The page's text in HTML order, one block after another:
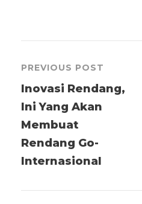
PREVIOUS POST
Inovasi Rendang,
Ini Yang Akan
Membuat
Rendang Go-
Internasional